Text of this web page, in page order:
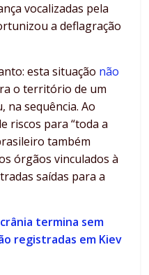
vocalizadas pela
a deflagração
esta situação não
o território de um
na sequência. Ao
riscos para “toda a
também
órgãos vinculados à
saídas para a
termina sem
registradas em Kiev